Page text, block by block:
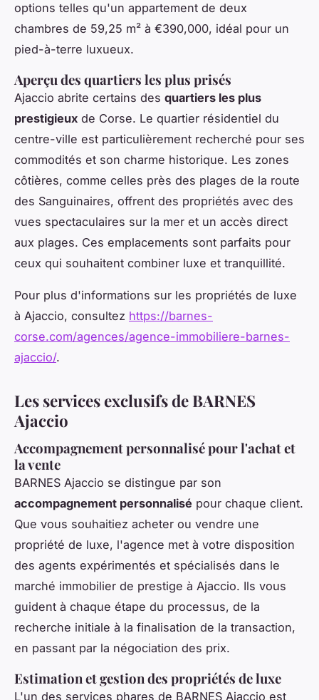
options telles qu'un appartement de deux
chambres de 59,25 m² à €390,000, idéal pour un
pied-à-terre luxueux.
Aperçu des quartiers les plus prisés
Ajaccio abrite certains des quartiers les plus
prestigieux de Corse. Le quartier résidentiel du
centre-ville est particulièrement recherché pour ses
commodités et son charme historique. Les zones
côtières, comme celles près des plages de la route
des Sanguinaires, offrent des propriétés avec des
vues spectaculaires sur la mer et un accès direct
aux plages. Ces emplacements sont parfaits pour
ceux qui souhaitent combiner luxe et tranquillité.
Pour plus d'informations sur les propriétés de luxe
à Ajaccio, consultez https://barnes-
corse.com/agences/agence-immobiliere-barnes-
ajaccio/.
Les services exclusifs de BARNES
Ajaccio
Accompagnement personnalisé pour l'achat et
la vente
BARNES Ajaccio se distingue par son
accompagnement personnalisé pour chaque client.
Que vous souhaitiez acheter ou vendre une
propriété de luxe, l'agence met à votre disposition
des agents expérimentés et spécialisés dans le
marché immobilier de prestige à Ajaccio. Ils vous
guident à chaque étape du processus, de la
recherche initiale à la finalisation de la transaction,
en passant par la négociation des prix.
Estimation et gestion des propriétés de luxe
L'un des services phares de BARNES Ajaccio est